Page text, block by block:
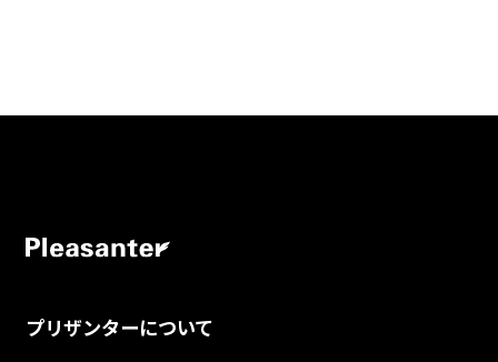
プリザンターについて